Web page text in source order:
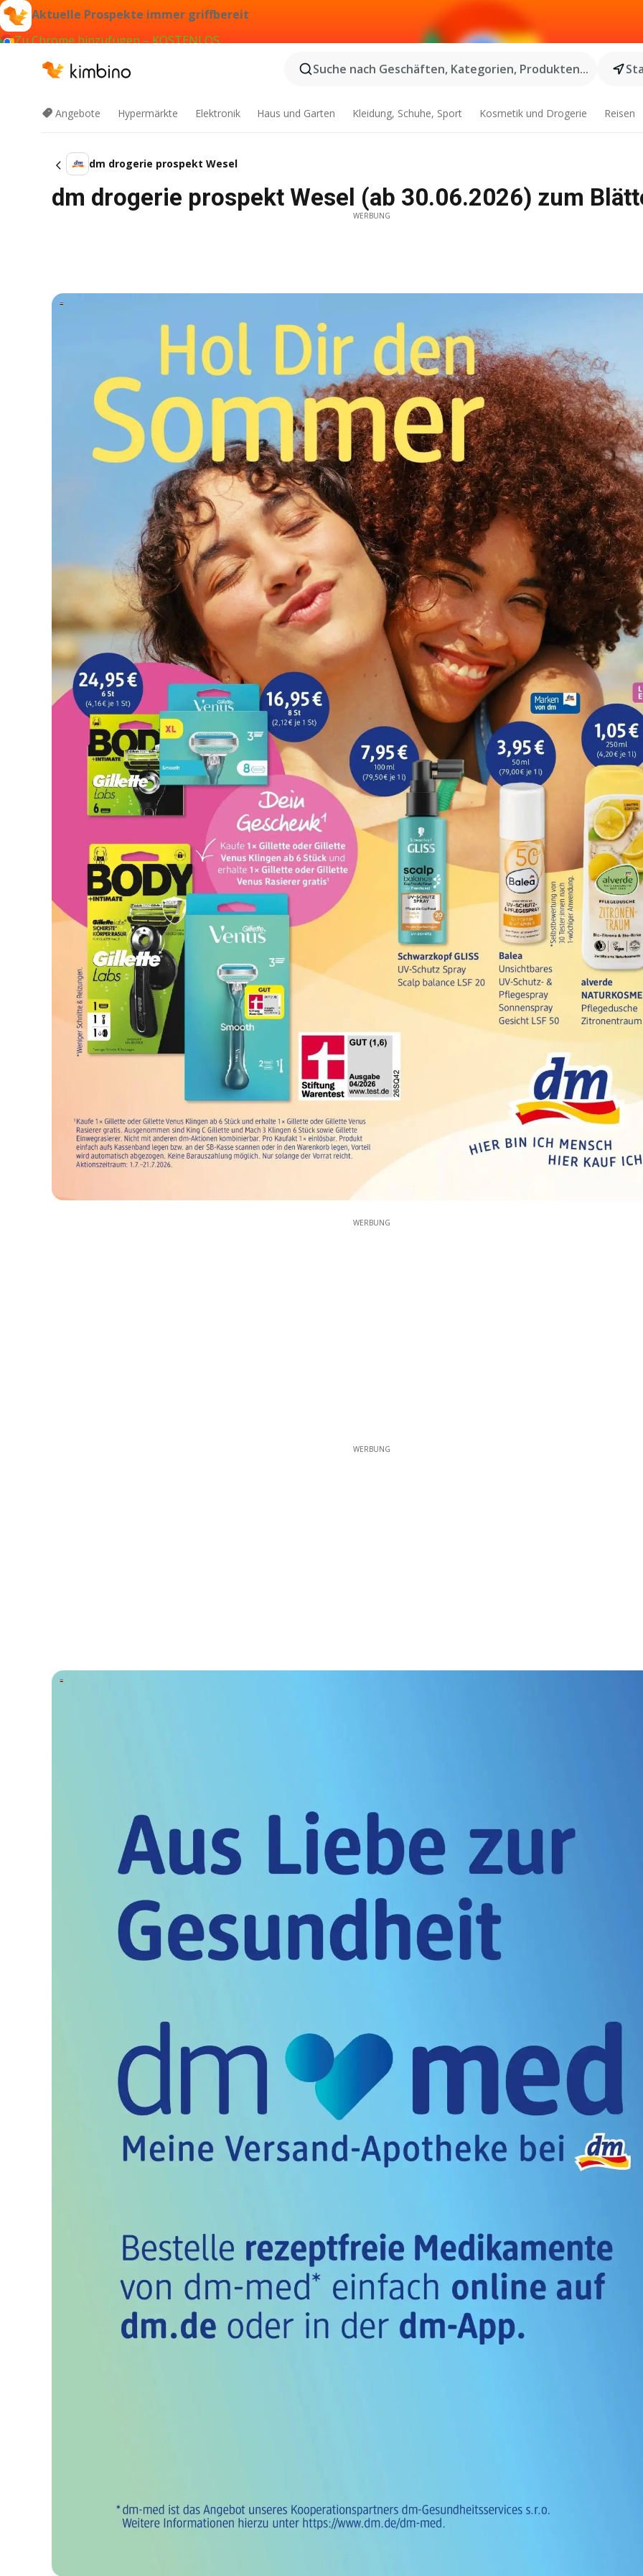
Aktuelle Prospekte immer griffbereit
Zu Chrome hinzufügen – KOSTENLOS
Suche nach Geschäften, Kategorien, Produkten...
Angebote Hypermärkte Elektronik Haus und Garten Kleidung, Schuhe, Sport Kosmetik und Drogerie Reisen
dm drogerie prospekt Wesel
dm drogerie prospekt Wesel (ab 30.06.2026) zum
WERBUNG
WERBUNG
WERBUNG